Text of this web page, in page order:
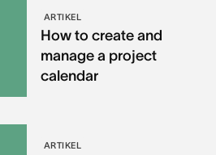
ARTIKEL
How to create and
manage a project
calendar
ARTIKEL